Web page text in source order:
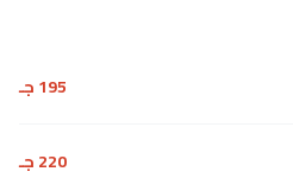
195 جـ
220 جـ